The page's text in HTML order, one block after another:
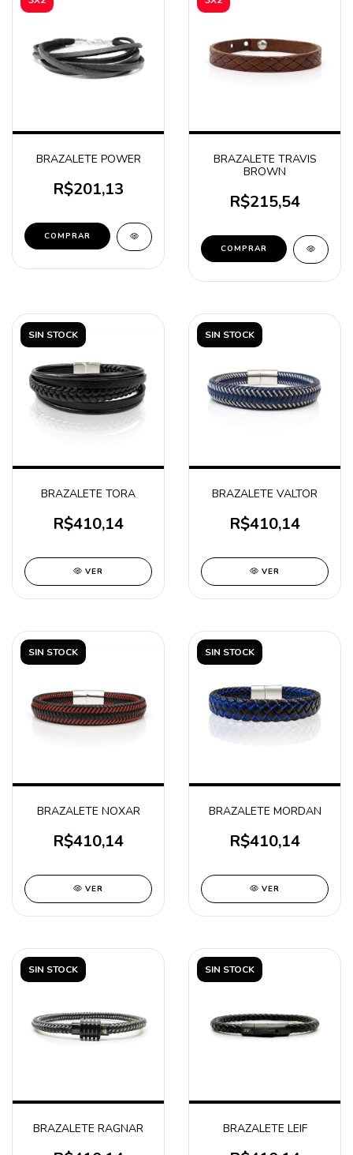
BRAZALETE POWER
R$201,13
COMPRAR
BRAZALETE TRAVIS
BROWN
R$215,54
COMPRAR
SIN STOCK
BRAZALETE TORA
R$410,14
VER
SIN STOCK
BRAZALETE VALTOR
R$410,14
VER
SIN STOCK
BRAZALETE NOXAR
R$410,14
VER
SIN STOCK
BRAZALETE MORDAN
R$410,14
VER
SIN STOCK
BRAZALETE RAGNAR
SIN STOCK
BRAZALETE LEIF